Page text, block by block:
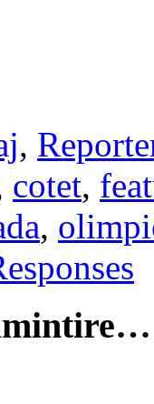
,
cotet,
,